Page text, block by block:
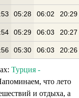
05:28 06:02 20:29
05:29 06:03 20:27
05:30 06:03 20:26
Турция -
что лето
и отдыха, а